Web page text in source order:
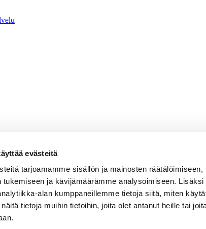
evästeitä
tarjoamamme sisällön ja mainosten räätälöimiseen,
tukemiseen ja kävijämäärämme analysoimiseen.
alan kumppaneillemme tietoja siitä, miten
tietoja muihin tietoihin, joita olet antanut heille tai